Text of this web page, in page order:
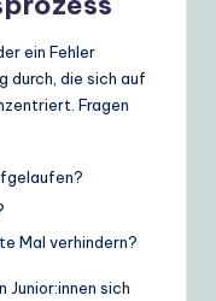
ein Fehler
durch, die sich auf
Fragen
Mal verhindern?
Junior:innen sich